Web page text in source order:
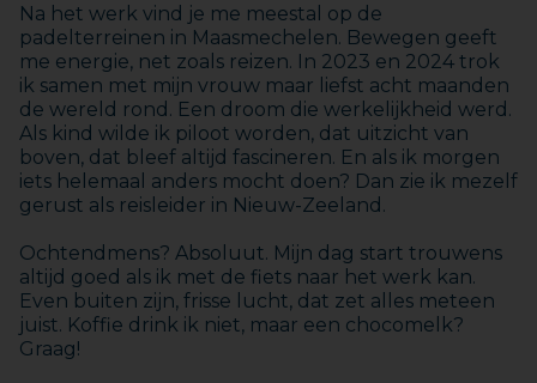
Na het werk vind je me meestal op de
padelterreinen in Maasmechelen. Bewegen geeft
me energie, net zoals reizen. In 2023 en 2024 trok
ik samen met mijn vrouw maar liefst acht maanden
de wereld rond. Een droom die werkelijkheid werd.
Als kind wilde ik piloot worden, dat uitzicht van
boven, dat bleef altijd fascineren. En als ik morgen
iets helemaal anders mocht doen? Dan zie ik mezelf
gerust als reisleider in Nieuw-Zeeland.
Ochtendmens? Absoluut. Mijn dag start trouwens
altijd goed als ik met de fiets naar het werk kan.
Even buiten zijn, frisse lucht, dat zet alles meteen
juist. Koffie drink ik niet, maar een chocomelk?
Graag!